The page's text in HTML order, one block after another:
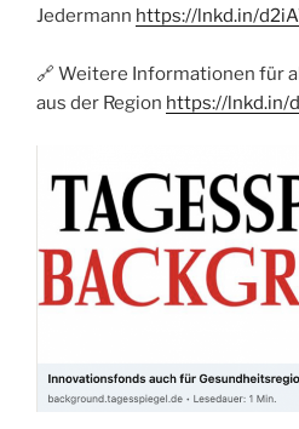
Jedermann https://lnkd.in/
🔗 Weitere Informationen für
aus der Region https://lnkd.in/